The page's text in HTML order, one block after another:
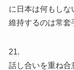
に日本は何もし
維持するのは常套
21.
話し合いを重ね合